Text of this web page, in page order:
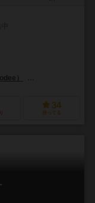
）
34
持ってる